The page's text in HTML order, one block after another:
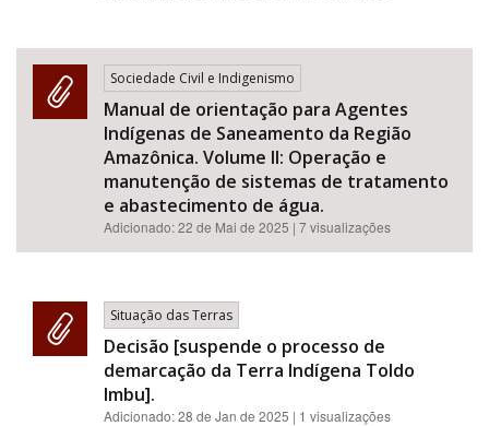
Sociedade Civil e Indigenismo
Manual de orientação para Agentes
Indígenas de Saneamento da Região
Amazônica. Volume II: Operação e
manutenção de sistemas de tratamento
e abastecimento de água.
Adicionado:22 de Mai de 2025 | 7 visualizações
Situação das Terras
Decisão [suspende o processo de
demarcação da Terra Indígena Toldo
Imbu].
Adicionado:28 de Jan de 2025 | 1 visualizações